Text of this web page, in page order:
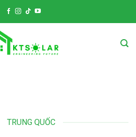
TRUNG QUỐC